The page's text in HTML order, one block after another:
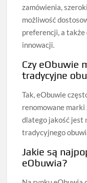
zamówienia,
możliwość
preferencji, a
innowacji.
Czy eObuwie
tradycyjne
Tak, eObuwie
renomowane
dlatego jakość jest
tradycyjnego
Jakie są
eObuwia?